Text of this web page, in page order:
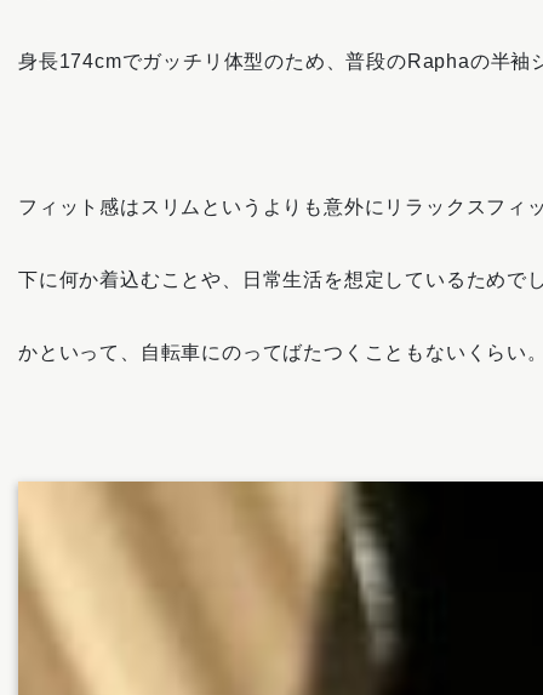
身長174cmでガッチリ体型のため、普段のRaphaの半
フィット感はスリムというよりも意外にリラックスフィ
下に何か着込むことや、日常生活を想定しているためで
かといって、自転車にのってばたつくこともないくらい